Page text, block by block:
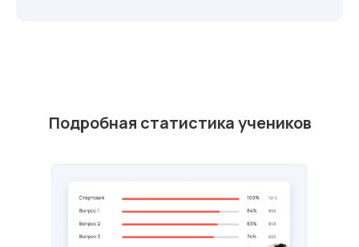
Подробная статистика учеников